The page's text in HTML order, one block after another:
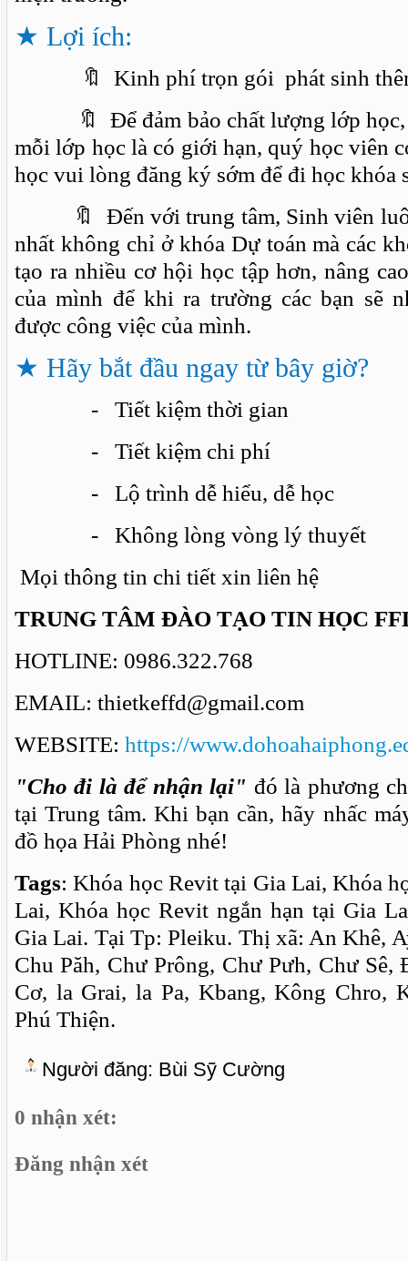
★ Lợi ích:
🔖 Kinh phí trọn gói phát sinh
🔖 Để đảm bảo chất lượng lớp học,
mỗi lớp học là có giới hạn, quý học viên
học vui lòng đăng ký sớm để đi học khóa
🔖 Đến với trung tâm, Sinh viên
nhất không chỉ ở khóa Dự toán mà các
tạo ra nhiều cơ hội học tập hơn, nâng
của mình để khi ra trường các bạn sẽ
được công việc của mình.
★ Hãy bắt đầu ngay từ bây giờ?
- Tiết kiệm thời gian
- Tiết kiệm chi phí
- Lộ trình dễ hiểu, dễ học
- Không lòng vòng lý thuyết
Mọi thông tin chi tiết xin liên hệ
TRUNG TÂM ĐÀO TẠO TIN HỌC
HOTLINE: 0986.322.768
EMAIL: thietkeffd@gmail.com
WEBSITE: https://
"Cho đi là để nhận lại" đó là phương
tại Trung tâm. Khi bạn cần, hãy nhấc
đồ họa Hải Phòng nhé!
Tags: Khóa học Revit tại Gia Lai, Khóa
Lai, Khóa học Revit ngắn hạn tại Gia
Gia Lai. Tại Tp: Pleiku. Thị xã: An Khê,
Chu Păh, Chư Prông, Chư Pưh, Chư
Cơ, la Grai, la Pa, Kbang, Kông Chro,
Phú Thiện.
Người đăng: Bùi Sỹ Cường
0 nhận xét:
Đăng nhận xét